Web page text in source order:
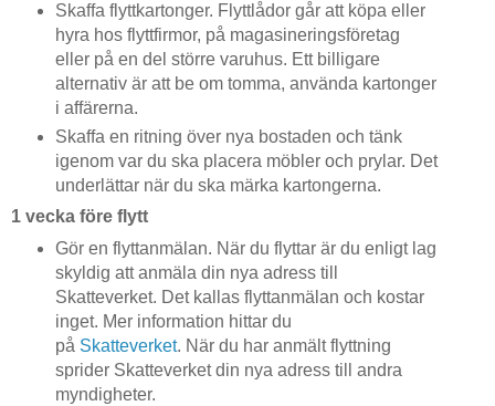
Skaffa flyttkartonger. Flyttlådor går att köpa eller
hyra hos flyttfirmor, på magasineringsföretag
eller på en del större varuhus. Ett billigare
alternativ är att be om tomma, använda kartonger
i affärerna.
Skaffa en ritning över nya bostaden och tänk
igenom var du ska placera möbler och prylar. Det
underlättar när du ska märka kartongerna.
1 vecka före flytt
Gör en flyttanmälan. När du flyttar är du enligt lag
skyldig att anmäla din nya adress till
Skatteverket. Det kallas flyttanmälan och kostar
inget. Mer information hittar du
på Skatteverket. När du har anmält flyttning
sprider Skatteverket din nya adress till andra
myndigheter.